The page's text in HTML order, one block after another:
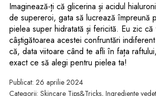
Imaginează-ți că glicerina și acidul
de supereroi, gata să lucrează împreună
pielea super hidratată și fericită. Eu zic că
câștigătoarea acestei confruntări
că, data viitoare când te afli în fața
exact ce să alegi pentru pielea ta!
Publicat: 26 aprilie 2024
Categorii: Skincare Tips&Tricks, Ingrediente